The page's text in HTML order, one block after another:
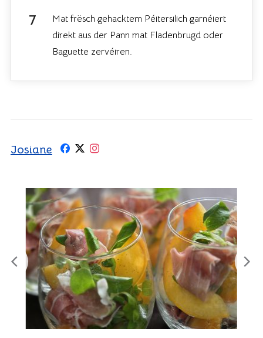
Mat frësch gehacktem Péitersilich garnéiert
direkt aus der Pann mat Fladenbrugd oder
Baguette zervéiren.
Josiane